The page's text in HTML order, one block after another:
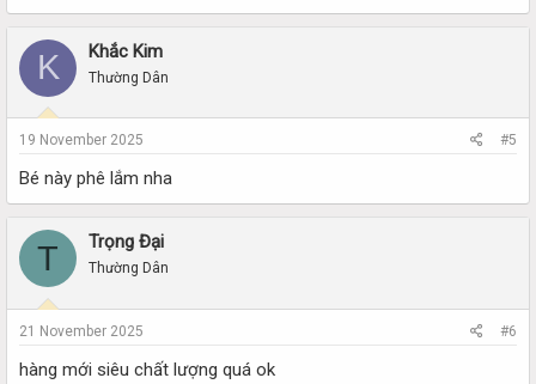
K Khắc Kim
Thường Dân
19 November 2025 #5
Bé này phê lắm nha
T Trọng Đại
Thường Dân
21 November 2025 #6
hàng mới siêu chất lượng quá ok